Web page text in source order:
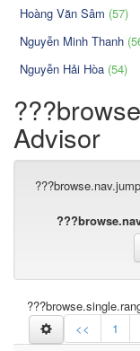
Hoàng Văn Sâm (57)
Nguyễn Minh Thanh
Nguyễn Hải Hòa (54)
Advisor
<<
1